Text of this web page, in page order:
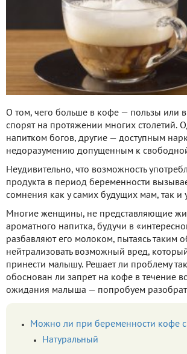
О том, чего больше в кофе — пользы или
спорят на протяжении многих столетий.
напитком богов, другие — доступным
недоразумению допущенным к
Неудивительно, что возможность
продукта в период беременности
сомнения как у самих будущих мам, так и
Многие женщины, не представляющие
ароматного напитка, будучи в
разбавляют его молоком, пытаясь таким
нейтрализовать возможный вред,
принести малышу. Решает ли проблему
обоснован ли запрет на кофе в течение
ожидания малыша — попробуем
Можно ли при беременности кофе
Натуральный